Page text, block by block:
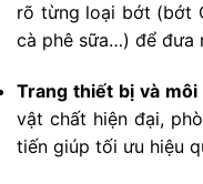
rõ từng loại bớt (bớt
cà phê sữa…) để đưa
Trang thiết bị và
vật chất hiện đại,
tiến giúp tối ưu hiệu